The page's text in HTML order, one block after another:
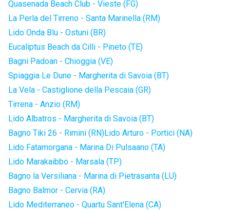
Quasenada Beach Club - Vieste (FG)
La Perla del Tirreno - Santa Marinella (RM)
Lido Onda Blu - Ostuni (BR)
Eucaliptus Beach da Cilli - Pineto (TE)
Bagni Padoan - Chioggia (VE)
Spiaggia Le Dune - Margherita di Savoia (BT)
La Vela - Castiglione della Pescaia (GR)
Tirrena - Anzio (RM)
Lido Albatros - Margherita di Savoia (BT)
Bagno Tiki 26 - Rimini (RN)Lido Arturo - Portici (NA)
Lido Fatamorgana - Marina Di Pulsaano (TA)
Lido Marakaibbo - Marsala (TP)
Bagno la Versiliana - Marina di Pietrasanta (LU)
Bagno Balmor - Cervia (RA)
Lido Mediterraneo - Quartu Sant'Elena (CA)